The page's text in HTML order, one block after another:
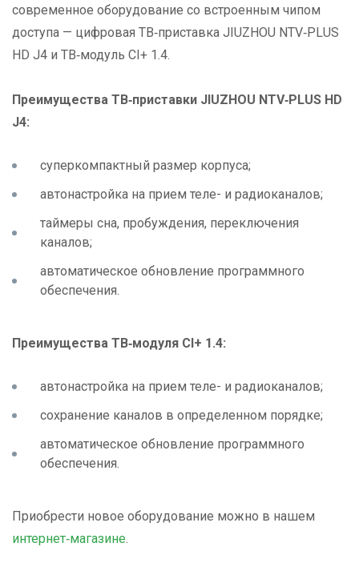
современное оборудование со встроенным чипом
доступа — цифровая ТВ‑приставка JIUZHOU NTV‑PLUS
HD J4 и ТВ‑модуль CI+ 1.4.
Преимущества ТВ‑приставки JIUZHOU NTV‑PLUS HD
J4:
суперкомпактный размер корпуса;
автонастройка на прием теле- и радиоканалов;
таймеры сна, пробуждения, переключения
каналов;
автоматическое обновление программного
обеспечения.
Преимущества ТВ‑модуля CI+ 1.4:
автонастройка на прием теле- и радиоканалов;
сохранение каналов в определенном порядке;
автоматическое обновление программного
обеспечения.
Приобрести новое оборудование можно в нашем
интернет‑магазине.